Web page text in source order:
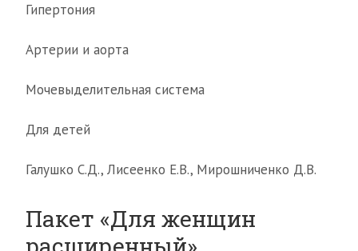
Гипертония
Артерии и аорта
Мочевыделительная система
Для детей
Галушко С.Д., Лисеенко Е.В., Мирошниченко Д.В.
Пакет «Для женщин